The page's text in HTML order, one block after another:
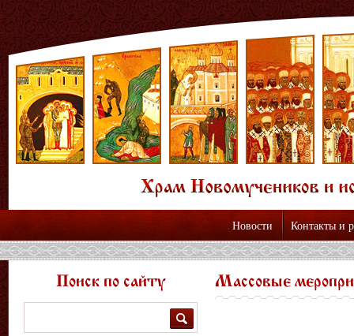
Новости Контакты и
Массовые
Поиск по сайту